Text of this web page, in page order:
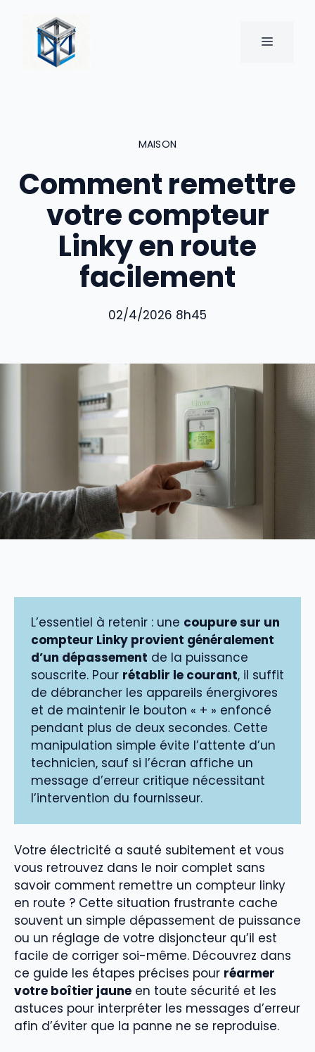
contenu
MENU
MAISON
Comment remettre
votre compteur
Linky en route
facilement
02/4/2026 8h45
L’essentiel à retenir : une coupure sur un
compteur Linky provient généralement
d’un dépassement de la puissance
souscrite. Pour rétablir le courant, il suffit
de débrancher les appareils énergivores
et de maintenir le bouton « + » enfoncé
pendant plus de deux secondes. Cette
manipulation simple évite l’attente d’un
technicien, sauf si l’écran affiche un
message d’erreur critique nécessitant
l’intervention du fournisseur.
Votre électricité a sauté subitement et vous
vous retrouvez dans le noir complet sans
savoir comment remettre un compteur linky
en route ? Cette situation frustrante cache
souvent un simple dépassement de puissance
ou un réglage de votre disjoncteur qu’il est
facile de corriger soi-même. Découvrez dans
ce guide les étapes précises pour réarmer
votre boîtier jaune en toute sécurité et les
astuces pour interpréter les messages d’erreur
afin d’éviter que la panne ne se reproduise.